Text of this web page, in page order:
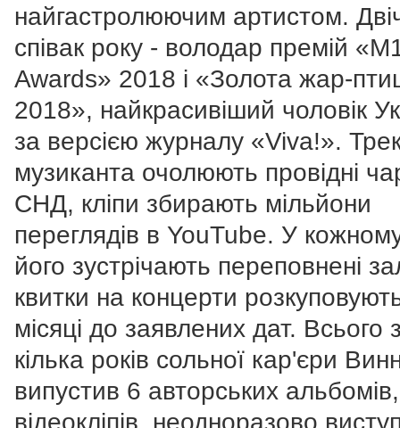
найгастролюючим артистом.
співак року - володар премій
Awards» 2018 і «Золота жар-
2018», найкрасивіший чоловік
за версією журналу «Viva!».
музиканта очолюють провідні
СНД, кліпи збирають мільйони
переглядів в YouTube. У кожному
його зустрічають переповнені
квитки на концерти
місяці до заявлених дат. Всього
кілька років сольної кар'єри
випустив 6 авторських
відеокліпів, неодноразово